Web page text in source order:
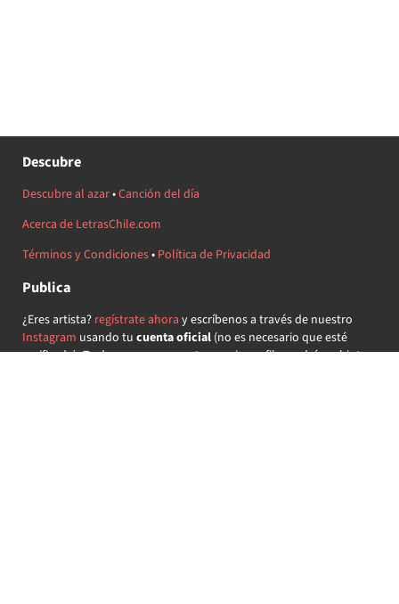
Descubre
Descubre al azar•Canción del día
Acerca de LetrasChile.com
Términos y Condiciones• Política de Privacidad
Publica
¿Eres artista? regístrate ahora y escríbenos a través de nuestro
Instagram usando tu cuenta oficial(no es necesario que esté
verificada) ¡Te daremos acceso a tu propio perfil y podrás subir tus